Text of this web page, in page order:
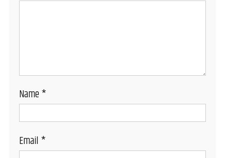
Name*
Email*